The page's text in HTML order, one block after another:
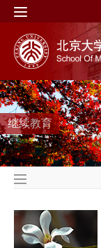
继续教育